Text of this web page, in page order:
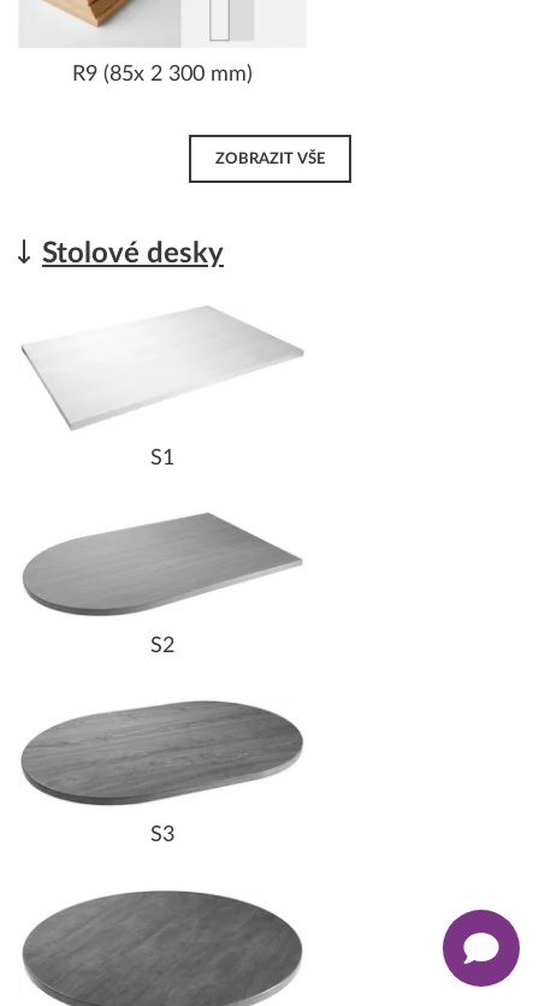
R9 (85x 2 300 mm)
ZOBRAZIT VŠE
Stolové desky
S1
S2
S3